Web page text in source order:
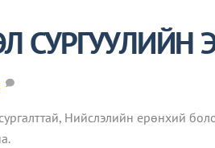
СУРГУУЛИЙН
Нийслэлийн ерөнхий